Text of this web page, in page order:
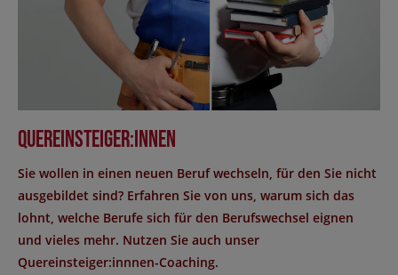
Quereinsteiger:innen
Sie wollen in einen neuen Beruf wechseln, für den Sie nicht
ausgebildet sind? Erfahren Sie von uns, warum sich das
lohnt, welche Berufe sich für den Berufswechsel eignen
und vieles mehr. Nutzen Sie auch unser
Quereinsteiger:innnen-Coaching.